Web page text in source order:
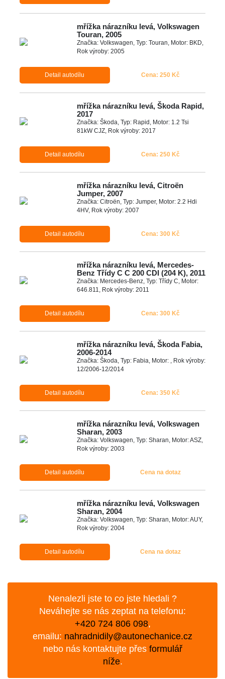
mřížka nárazníku levá, Volkswagen
Touran, 2005
Značka: Volkswagen, Typ: Touran, Motor: BKD,
Rok výroby: 2005
Detail autodílu Cena: 250 Kč
mřížka nárazníku levá, Škoda Rapid,
2017
Značka: Škoda, Typ: Rapid, Motor: 1.2 Tsi
81kW CJZ, Rok výroby: 2017
Detail autodílu Cena: 250 Kč
mřížka nárazníku levá, Citroën
Jumper, 2007
Značka: Citroën, Typ: Jumper, Motor: 2.2 Hdi
4HV, Rok výroby: 2007
Detail autodílu Cena: 300 Kč
mřížka nárazníku levá, Mercedes-
Benz Třídy C C 200 CDI (204 K), 2011
Značka: Mercedes-Benz, Typ: Třídy C, Motor:
646.811, Rok výroby: 2011
Detail autodílu Cena: 300 Kč
mřížka nárazníku levá, Škoda Fabia,
2006-2014
Značka: Škoda, Typ: Fabia, Motor: , Rok výroby:
12/2006-12/2014
Detail autodílu Cena: 350 Kč
mřížka nárazníku levá, Volkswagen
Sharan, 2003
Značka: Volkswagen, Typ: Sharan, Motor: ASZ,
Rok výroby: 2003
Detail autodílu Cena na dotaz
mřížka nárazníku levá, Volkswagen
Sharan, 2004
Značka: Volkswagen, Typ: Sharan, Motor: AUY,
Rok výroby: 2004
Detail autodílu Cena na dotaz
Nenalezli jste to co jste hledali ?
Neváhejte se nás zeptat na telefonu:
+420 724 806 098,
emailu: nahradnidily@autonechanice.cz
nebo nás kontaktujte přes formulář
níže.